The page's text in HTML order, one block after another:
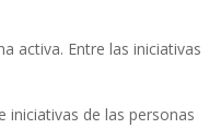
activa. Entre las iniciativas
iniciativas de las personas